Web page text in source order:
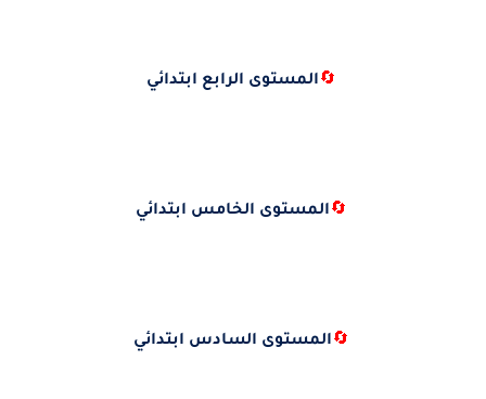
🔄المستوى الرابع ابتدائي
🔄المستوى الخامس ابتدائي
🔄المستوى السادس ابتدائي